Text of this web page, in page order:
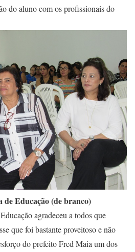
do aluno com os profissionais do
Educação (de branco)
agradeceu a todos que
que foi bastante proveitoso e não
do prefeito Fred Maia um dos